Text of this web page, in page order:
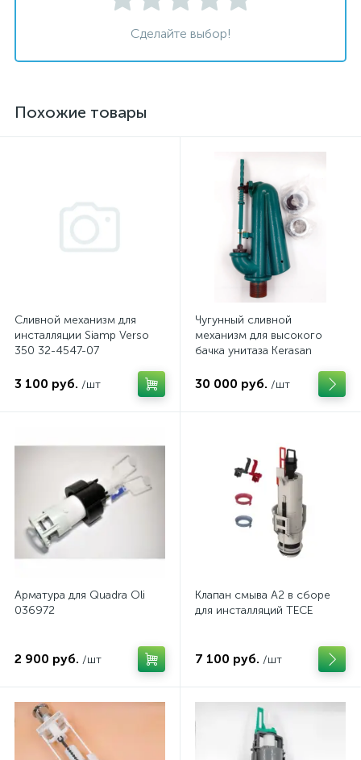
Сделайте выбор!
Похожие товары
Сливной механизм для
инсталляции Siamp Verso
350 32-4547-07
3 100 руб. /шт
Чугунный сливной
механизм для высокого
бачка унитаза Kerasan
30 000 руб. /шт
Арматура для Quadra Oli
036972
2 900 руб. /шт
Клапан смыва А2 в сборе
для инсталляций TECE
7 100 руб. /шт